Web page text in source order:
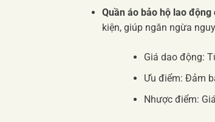
Quần áo bảo hộ lao
kiện, giúp ngăn ngừa
Giá dao động:
Ưu điểm: Đảm
Nhược điểm: